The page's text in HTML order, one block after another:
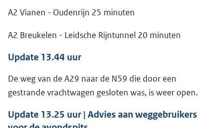
A2 Vianen - Oudenrijn 25 minuten
A2 Breukelen - Leidsche Rijntunnel 20 minuten
Update 13.44 uur
De weg van de A29 naar de N59 die door een
gestrande vrachtwagen gesloten was, is weer open.
Update 13.25 uur | Advies aan weggebruikers